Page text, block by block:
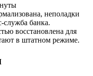
неполадки
служба банка.
восстановлена для
в штатном режиме.